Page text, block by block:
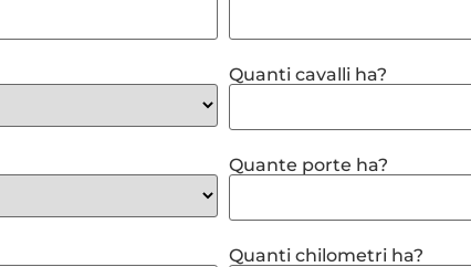
Quanti cavalli ha?
Quante porte ha?
Quanti chilometri ha?